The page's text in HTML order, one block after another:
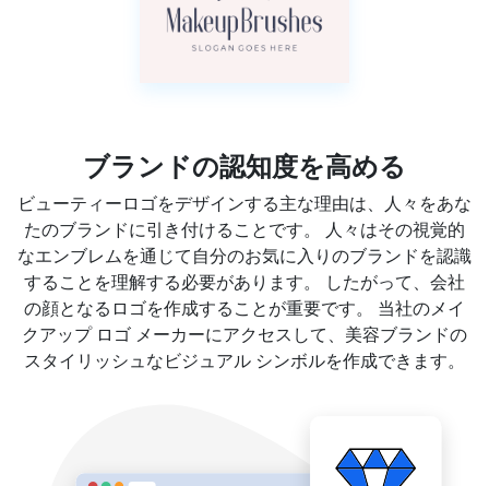
ブランドの認知度を高める
ビューティーロゴをデザインする主な理由は、人々をあな
たのブランドに引き付けることです。 人々はその視覚的
なエンブレムを通じて自分のお気に入りのブランドを認識
することを理解する必要があります。 したがって、会社
の顔となるロゴを作成することが重要です。 当社のメイ
クアップ ロゴ メーカーにアクセスして、美容ブランドの
スタイリッシュなビジュアル シンボルを作成できます。